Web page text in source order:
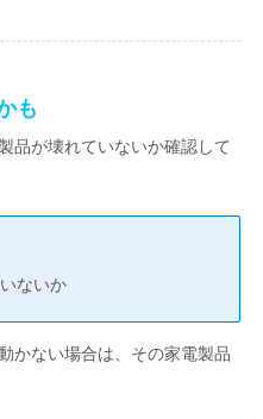
も
品が壊れていないか確認して
ないか
かない場合は、その家電製品